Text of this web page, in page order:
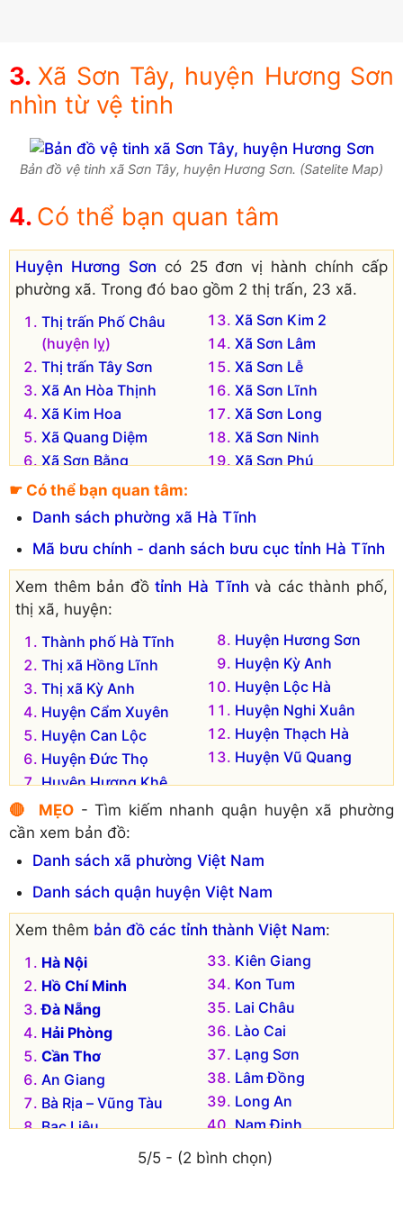
Xã Sơn Tây, huyện Hương Sơn
nhìn từ vệ tinh
Bản đồ vệ tinh xã Sơn Tây, huyện Hương Sơn. (Satelite Map)
Có thể bạn quan tâm
Huyện Hương Sơn có 25 đơn vị hành chính cấp
phường xã. Trong đó bao gồm 2 thị trấn, 23 xã.
Thị trấn Phố Châu
(huyện lỵ)
Thị trấn Tây Sơn
Xã An Hòa Thịnh
Xã Kim Hoa
Xã Quang Diệm
Xã Sơn Bằng
Xã Sơn Bình
Xã Sơn Châu
Xã Sơn Giang
Xã Sơn Hàm
Xã Sơn Hồng
Xã Sơn Kim 1
Xã Sơn Kim 2
Xã Sơn Lâm
Xã Sơn Lễ
Xã Sơn Lĩnh
Xã Sơn Long
Xã Sơn Ninh
Xã Sơn Phú
Xã Sơn Tiến
Xã Sơn Trung
Xã Sơn Trường
Đơn vị hành chính cũ hiện không còn tồn tại là:
Xã Sơn An
Xã Sơn Diệm
Xã Sơn Hà
Xã Sơn Hòa
Xã Sơn Mai
Xã Sơn Mỹ
Xã Sơn Phúc
Xã Sơn Quang
Xã Sơn Tân
Xã Sơn Thịnh
Xã Sơn Thủy
☛ Có thể bạn quan tâm:
Danh sách phường xã Hà Tĩnh
Mã bưu chính - danh sách bưu cục tỉnh Hà Tĩnh
Xem thêm bản đồtỉnh Hà Tĩnh và các thành phố,
thị xã, huyện:
Thành phố Hà Tĩnh
Thị xã Hồng Lĩnh
Thị xã Kỳ Anh
Huyện Cẩm Xuyên
Huyện Can Lộc
Huyện Đức Thọ
Huyện Hương Khê
Huyện Hương Sơn
Huyện Kỳ Anh
Huyện Lộc Hà
Huyện Nghi Xuân
Huyện Thạch Hà
Huyện Vũ Quang
🔴 MẸO- Tìm kiếm nhanh quận huyện xã phường
cần xem bản đồ:
Danh sách xã phường Việt Nam
Danh sách quận huyện Việt Nam
Xem thêm bản đồ các tỉnh thành Việt Nam:
Hà Nội
Hồ Chí Minh
Đà Nẵng
Hải Phòng
Cần Thơ
An Giang
Bà Rịa – Vũng Tàu
Bạc Liêu
Kiên Giang
Kon Tum
Lai Châu
Lào Cai
Lạng Sơn
Lâm Đồng
Long An
Nam Định
Nghệ An
Ninh Bình
5/5 - (2 bình chọn)